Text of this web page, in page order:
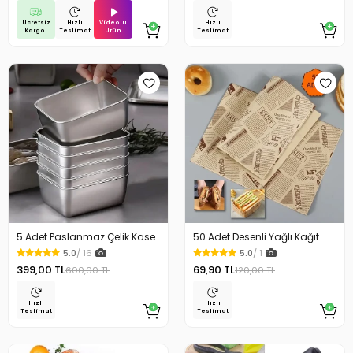
Ücretsiz
Kargo!
Hızlı
Teslimat
Videolu
Ürün
Hızlı
Teslimat
5 Adet Paslanmaz Çelik Kase
Çelik Kamp Yemek Tabağı
5.0/ 16
399,00 TL600,00 TL
Hızlı
Teslimat
50 Adet Desenli Yağlı Kağıt
Vintage Gazete Sunum
Kağıdı Servis Kağıdı
5.0/ 1
69,90 TL120,00 TL
Hızlı
Teslimat